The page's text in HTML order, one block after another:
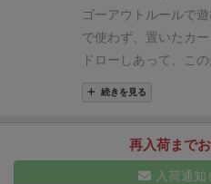
ゴーアウトルールで遊
で使わず、置いたカー
ドローしあって、こ
てました。無理と思
か言って案外盛り上が
てないので、直線が
続きを見る
再入荷まで
入荷通知